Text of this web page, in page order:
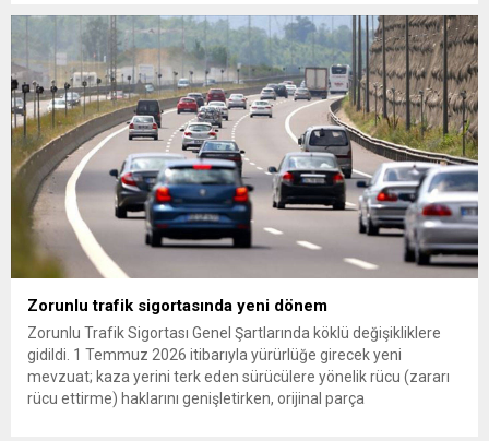
çıkarma cezası uygulanmak üzere Yüksek Disiplin Kurulu’na
(YDK) sevk edilen ve partideki tüm görevlerinden...
Zorunlu trafik sigortasında yeni dönem
Zorunlu Trafik Sigortası Genel Şartlarında köklü değişikliklere
gidildi. 1 Temmuz 2026 itibarıyla yürürlüğe girecek yeni
mevzuat; kaza yerini terk eden sürücülere yönelik rücu (zararı
rücu ettirme) haklarını genişletirken, orijinal parça